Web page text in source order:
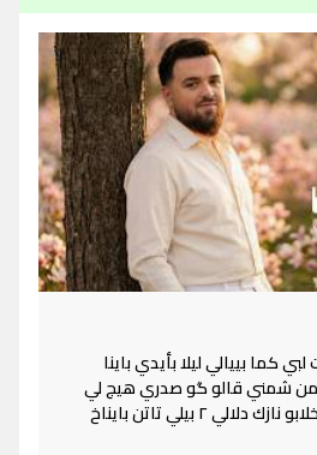
كما بييالي ليلا بأيدي باينا
هر گو بيالي ٢ ايمن شمني قالو گو صدري هيج لي
شالي خمتيلا ودمو خليا خلابو نازك دلالي ٢ بيلي تاتن بايناخ